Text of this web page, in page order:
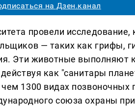
на Дзен.канал
провели исследование,
— таких как грифы,
Эти животные выполняют
как "санитары
1300 видах позвоночных
союза охраны